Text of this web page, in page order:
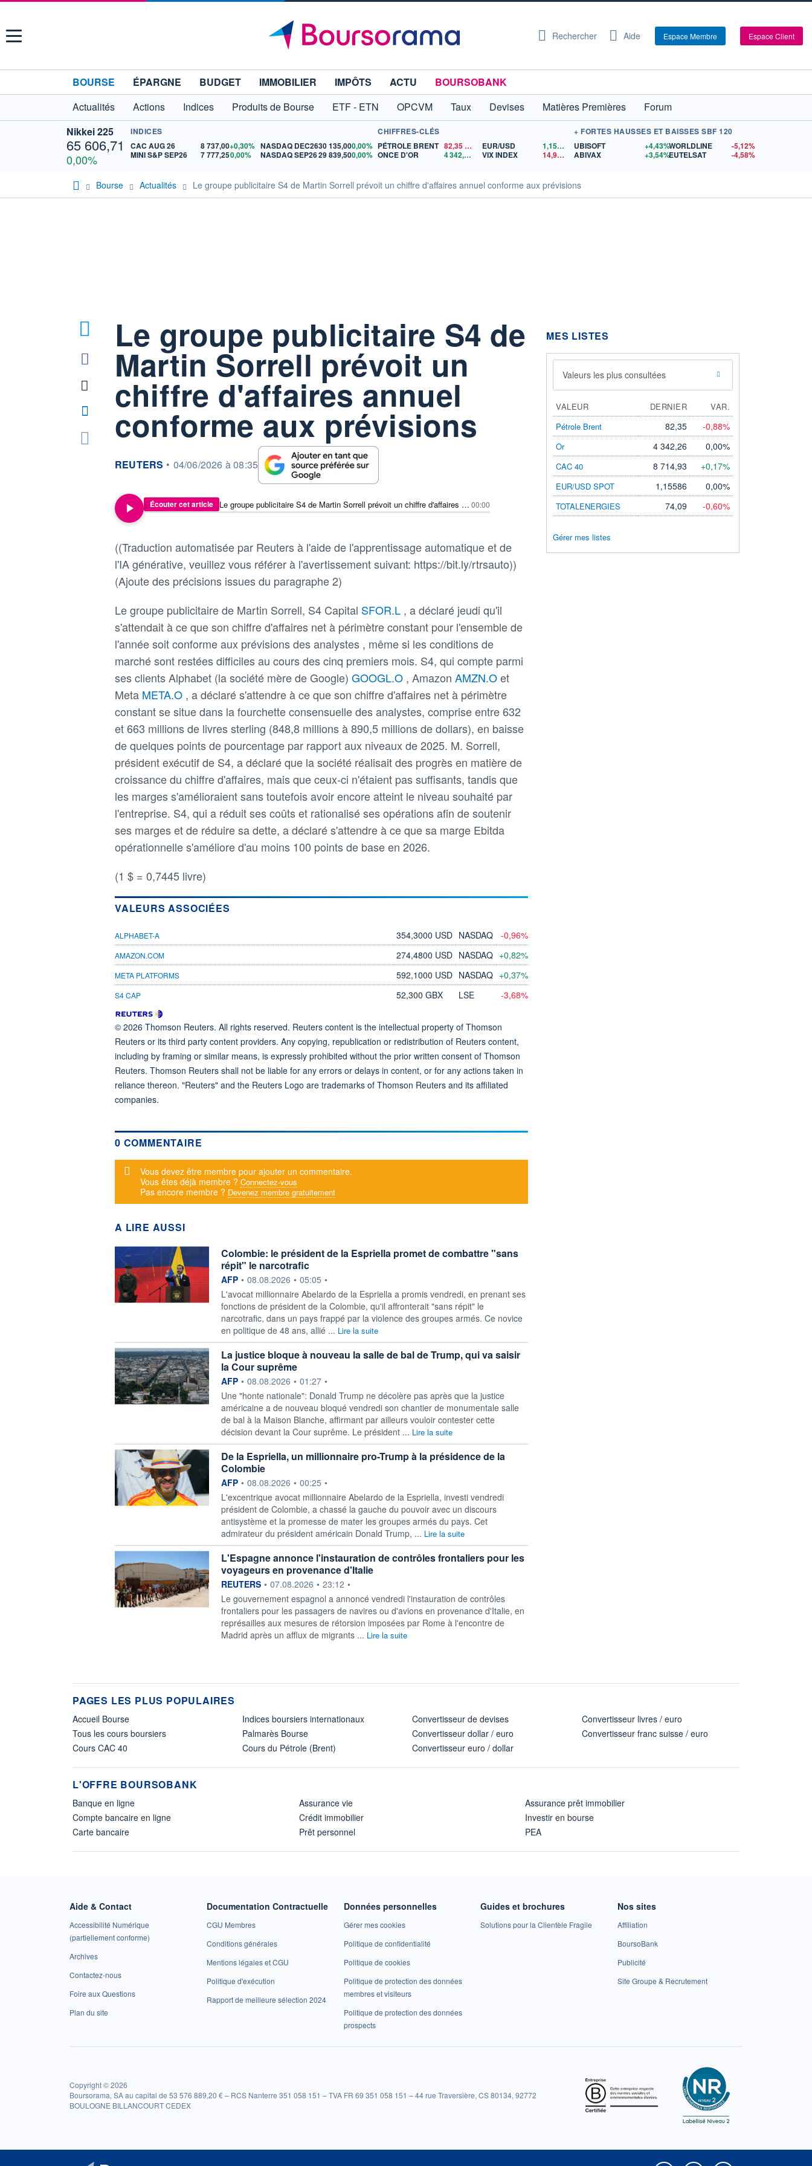
Menu Rechercher Aide Espace Membre Espace Client
BOURSE ÉPARGNE BUDGET IMMOBILIER IMPÔTS ACTU
BOURSOBANK
Actualités
Actions Indices Produits de Bourse ETF - ETN OPCVM Taux Devises Matières Premières
Forum
Nikkei 225
65 606,71
0,00%
INDICES
CAC AUG 26
8 737,00+0,30%
MINI S&P SEP26
7 777,250,00%
NASDAQ DEC2630 135,000,00%
NASDAQ SEP2629 839,500,00%
CHIFFRES-CLÉS
PÉTROLE BRENT 82,35
ONCE D'OR
4 342,26 $US
EUR/USD 1,1559
$US
VIX INDEX
14,90$US
+ FORTES HAUSSES ET BAISSES SBF 120
UBISOFT
+4,43%
ABIVAX
+3,54%
WORLDLINE
-5,12%
EUTELSAT
-4,58%
Bourse Actualités Le groupe publicitaire S4 de Martin Sorrell prévoit un chiffre d'affaires annuel conforme aux prévisions
Le groupe publicitaire S4 de
Martin Sorrell prévoit un
chiffre d'affaires annuel
conforme aux prévisions
information fournie par
REUTERS • 04/06/2026 à 08:35
Écouter cet article Le groupe publicitaire S4 de Martin Sorrell prévoit un chiffre d'affaires annuel conforme aux prévisions 00:00
((Traduction automatisée par Reuters à l'aide de l'apprentissage automatique et de
l'IA générative, veuillez vous référer à l'avertissement suivant: https://bit.ly/rtrsauto))
(Ajoute des précisions issues du paragraphe 2)
Le groupe publicitaire de Martin Sorrell, S4 Capital SFOR.L , a déclaré jeudi qu'il
s'attendait à ce que son chiffre d'affaires net à périmètre constant pour l'ensemble de
l'année soit conforme aux prévisions des analystes , même si les conditions de
marché sont restées difficiles au cours des cinq premiers mois. S4, qui compte parmi
ses clients Alphabet (la société mère de Google) GOOGL.O , Amazon AMZN.Oet
Meta META.O , a déclaré s'attendre à ce que son chiffre d'affaires net à périmètre
constant se situe dans la fourchette consensuelle des analystes, comprise entre 632
et 663 millions de livres sterling (848,8 millions à 890,5 millions de dollars), en baisse
de quelques points de pourcentage par rapport aux niveaux de 2025. M. Sorrell,
président exécutif de S4, a déclaré que la société réalisait des progrès en matière de
croissance du chiffre d'affaires, mais que ceux-ci n'étaient pas suffisants, tandis que
les marges s'amélioraient sans toutefois avoir encore atteint le niveau souhaité par
l'entreprise. S4, qui a réduit ses coûts et rationalisé ses opérations afin de soutenir
ses marges et de réduire sa dette, a déclaré s'attendre à ce que sa marge Ebitda
opérationnelle s'améliore d'au moins 100 points de base en 2026.
(1 $ = 0,7445 livre)
VALEURS ASSOCIÉES
ALPHABET-A 354,3000 USD NASDAQ -0,96%
AMAZON.COM 274,4800 USD NASDAQ +0,82%
META PLATFORMS 592,1000 USD NASDAQ +0,37%
S4 CAP 52,300 GBX LSE -3,68%
© 2026 Thomson Reuters. All rights reserved. Reuters content is the intellectual property of Thomson
Reuters or its third party content providers. Any copying, republication or redistribution of Reuters content,
including by framing or similar means, is expressly prohibited without the prior written consent of Thomson
Reuters. Thomson Reuters shall not be liable for any errors or delays in content, or for any actions taken in
reliance thereon. "Reuters" and the Reuters Logo are trademarks of Thomson Reuters and its affiliated
companies.
0 COMMENTAIRE
Message d'alerte
Vous devez être membre pour ajouter un commentaire.
Vous êtes déjà membre ? Connectez-vous
Pas encore membre ? Devenez membre gratuitement
A LIRE AUSSI
Colombie: le président de la Espriella promet de combattre "sans
répit" le narcotrafic
information fournie par
AFP • 08.08.2026 • 05:05 •
L'avocat millionnaire Abelardo de la Espriella a promis vendredi, en prenant ses
fonctions de président de la Colombie, qu'il affronterait "sans répit" le
narcotrafic, dans un pays frappé par la violence des groupes armés. Ce novice
en politique de 48 ans, allié ... Lire la suite
La justice bloque à nouveau la salle de bal de Trump, qui va saisir
la Cour suprême
information fournie par
AFP • 08.08.2026 • 01:27 •
Une "honte nationale": Donald Trump ne décolère pas après que la justice
américaine a de nouveau bloqué vendredi son chantier de monumentale salle
de bal à la Maison Blanche, affirmant par ailleurs vouloir contester cette
décision devant la Cour suprême. Le président ... Lire la suite
De la Espriella, un millionnaire pro-Trump à la présidence de la
Colombie
information fournie par
AFP • 08.08.2026 • 00:25 •
L'excentrique avocat millionnaire Abelardo de la Espriella, investi vendredi
président de Colombie, a chassé la gauche du pouvoir avec un discours
antisystème et la promesse de mater les groupes armés du pays. Cet
admirateur du président américain Donald Trump, ... Lire la suite
L'Espagne annonce l'instauration de contrôles frontaliers pour les
voyageurs en provenance d'Italie
information fournie par
REUTERS • 07.08.2026 • 23:12 •
‌Le gouvernement espagnol a ​annoncé vendredi l'instauration de contrôles
frontaliers pour les passagers ​de navires ou d'avions en ​provenance d'Italie, en
⁠représailles aux mesures de ‌rétorsion imposées par Rome à l'encontre de ​
Madrid ‌après un afflux de ⁠migrants ... Lire la suite
MES LISTES
Valeurs les plus consultées
VALEUR DERNIER
VAR.
Pétrole Brent
82,35 -0,88%
Or 4 342,26 0,00%
CAC 40 8 714,93 +0,17%
EUR/USD SPOT 1,15586 0,00%
TOTALENERGIES 74,09 -0,60%
Gérer mes listes
PAGES LES PLUS POPULAIRES
Accueil Bourse
Tous les cours boursiers
Cours CAC 40
Indices boursiers internationaux
Palmarès Bourse
Cours du Pétrole (Brent)
Convertisseur de devises
Convertisseur dollar / euro
Convertisseur euro / dollar
Convertisseur livres / euro
Convertisseur franc suisse / euro
L'OFFRE BOURSOBANK
Banque en ligne
Compte bancaire en ligne
Carte bancaire
Assurance vie
Crédit immobilier
Prêt personnel
Assurance prêt immobilier
Investir en bourse
PEA
Aide & Contact
Accessibilité Numérique
(partiellement conforme)
Archives
Contactez-nous
Foire aux Questions
Plan du site
Documentation Contractuelle
CGU Membres
Conditions générales
Mentions légales et CGU
Politique d'exécution
Rapport de meilleure sélection 2024
Données personnelles
Gérer mes cookies
Politique de confidentialité
Politique de cookies
Politique de protection des données
membres et visiteurs
Politique de protection des données
prospects
Guides et brochures
Solutions pour la Clientèle Fragile
Nos sites
Affiliation
BoursoBank
Publicité
Site Groupe & Recrutement
Copyright © 2026
Boursorama, SA au capital de 53 576 889,20 € – RCS Nanterre 351 058 151 – TVA FR 69 351 058 151 – 44 rue Traversière, CS 80134, 92772
BOULOGNE BILLANCOURT CEDEX